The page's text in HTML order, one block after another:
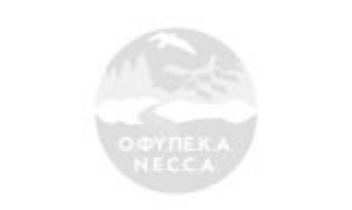
Μ.Δ.Π.Π.
Έργα
Εισιτήρια
Επικοινωνία